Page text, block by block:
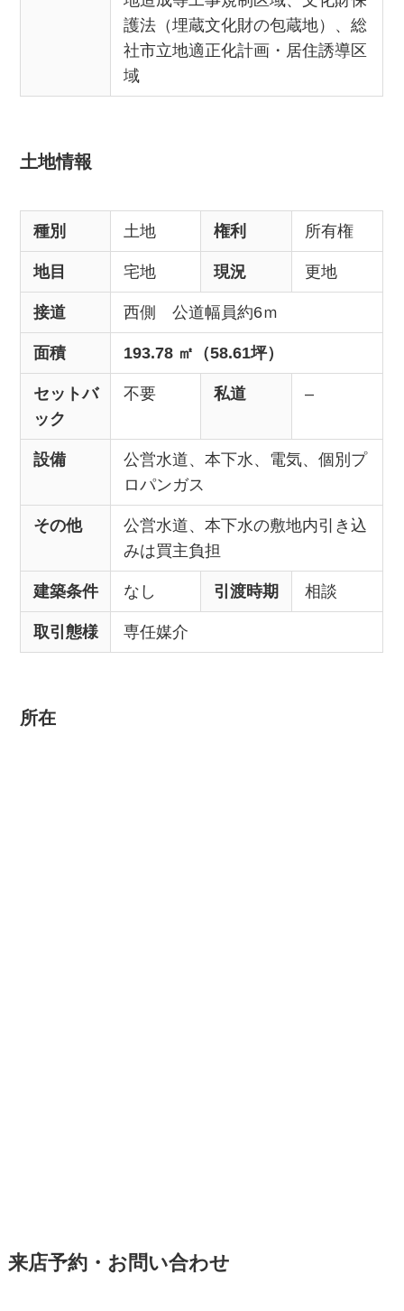
護法（埋蔵文化財の包蔵地）、総
社市立地適正化計画・居住誘導区
域
土地情報
種別 土地 権利 所有権
地目 宅地 現況 更地
接道 西側 公道幅員約6ｍ
面積 193.78 ㎡（58.61坪）
セットバ
ック
不要 私道 –
設備
公営水道、本下水、電気、個別プ
ロパンガス
その他
公営水道、本下水の敷地内引き込
みは買主負担
建築条件 なし 引渡時期 相談
取引態様 専任媒介
所在
来店予約・お問い合わせ